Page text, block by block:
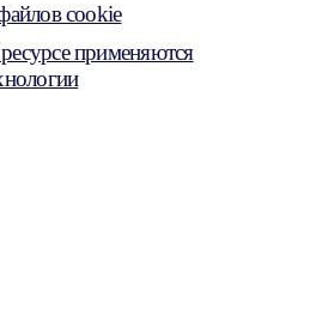
cookie
применяются